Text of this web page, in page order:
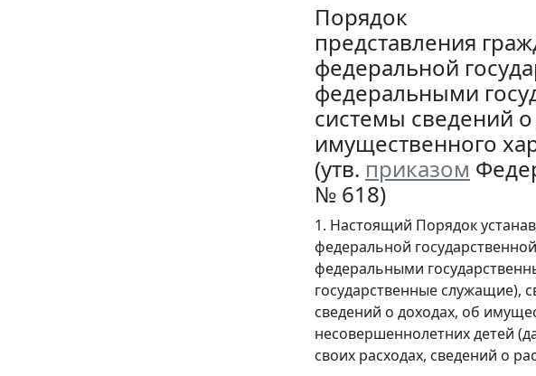
Порядок
представления
федеральной
федеральными
системы сведений
имущественного
(утв. приказом
№ 618)
1. Настоящий Порядок
федеральной
федеральными
государственные служащие),
сведений о доходах, об
несовершеннолетних детей
своих расходах, сведений о